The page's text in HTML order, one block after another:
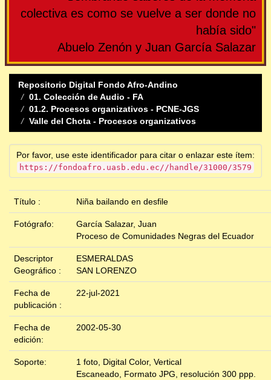
colectiva es como se vuelve a ser donde no
había sido"
Abuelo Zenón y Juan García Salazar
Repositorio Digital Fondo Afro-Andino
01. Colección de Audio - FA
01.2. Procesos organizativos - PCNE-JGS
Valle del Chota - Procesos organizativos
Por favor, use este identificador para citar o enlazar este ítem:
https://fondoafro.uasb.edu.ec//handle/31000/3579
Título : Niña bailando en desfile
Fotógrafo:
García Salazar, Juan
Proceso de Comunidades Negras del Ecuador
Descriptor
Geográfico :
ESMERALDAS
SAN LORENZO
Fecha de
publicación :
22-jul-2021
Fecha de
edición:
2002-05-30
Soporte:
1 foto, Digital Color, Vertical
Escaneado, Formato JPG, resolución 300 ppp.